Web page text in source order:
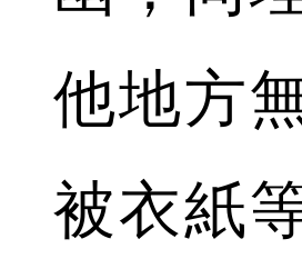
他地方
被衣紙